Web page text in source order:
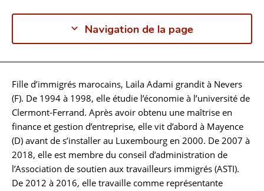
Navigation de la page
Biographie
Fille d’immigrés marocains, Laila Adami grandit à Nevers
(F). De 1994 à 1998, elle étudie l’économie à l’université de
Clermont-Ferrand. Après avoir obtenu une maîtrise en
finance et gestion d’entreprise, elle vit d’abord à Mayence
(D) avant de s’installer au Luxembourg en 2000. De 2007 à
2018, elle est membre du conseil d’administration de
l’Association de soutien aux travailleurs immigrés (ASTI).
De 2012 à 2016, elle travaille comme représentante